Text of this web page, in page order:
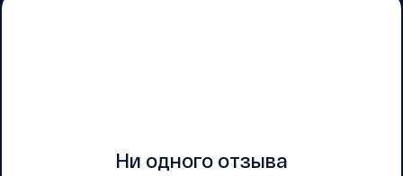
Ни одного отзыва